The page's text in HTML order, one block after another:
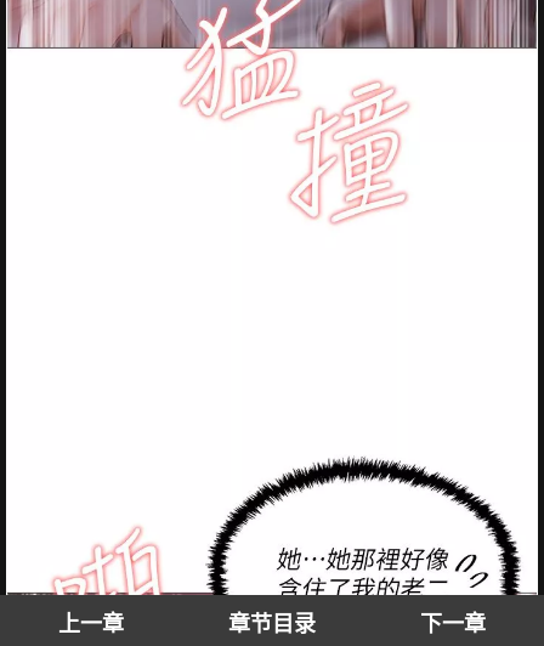
上一章 章节目录 下一章